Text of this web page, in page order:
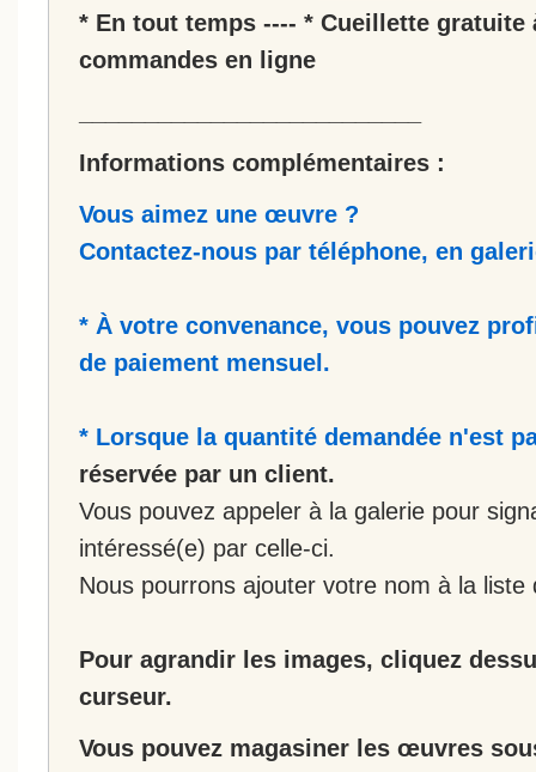
* En tout temps ---- * Cueillette gratuite
commandes en ligne
Informations complémentaires :
Vous aimez une œuvre ?
Contactez-nous par téléphone, en
* À votre convenance, vous pouvez
de paiement mensuel.
* Lorsque la quantité demandée n'est
réservée par un client.
Vous pouvez appeler à la galerie pour
intéressé(e) par celle-ci.
Nous pourrons ajouter votre nom à la liste
Pour agrandir les images, cliquez
curseur.
Vous pouvez magasiner les œuvres